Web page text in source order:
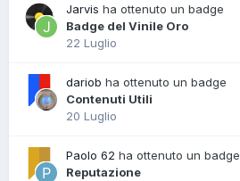
Jarvis ha ottenuto un badge
Badge del Vinile Oro
22 Luglio
dariob ha ottenuto un badge
Contenuti Utili
20 Luglio
Paolo 62 ha ottenuto un badge
Reputazione